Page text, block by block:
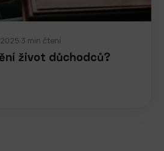
·3 min čtení
život důchodců?